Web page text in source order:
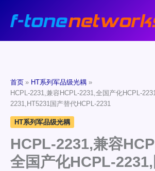
首页
HT系列军品级光耦
HCPL-2231,兼容HCPL-2231,全国产化HCPL-
2231,HT5231国产替代HCPL-2231
HT系列军品级光耦
HCPL-2231,兼容
全国产化HCPL-